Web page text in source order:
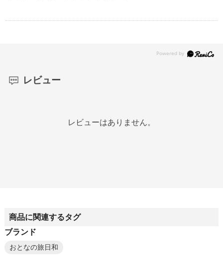
レビュー
レビューはありません。
商品に関連するタグ
ブランド
おとなの旅日和